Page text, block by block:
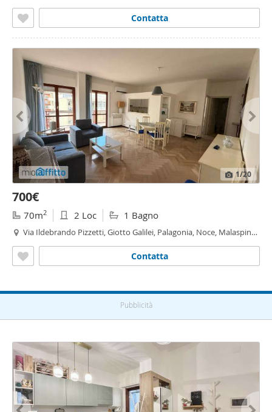
Contatta
1/20
700€
70m2 2 Loc 1 Bagno
Via Ildebrando Pizzetti, Giotto Galilei, Palagonia, Noce, Malaspina -
Contatta
Pubblicità